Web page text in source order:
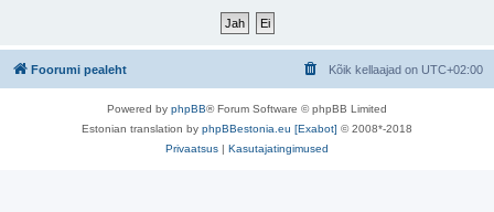
Foorumi pealeht Kõik kellaajad on UTC+02:00
Powered by phpBB® Forum Software © phpBB Limited
Estonian translation by phpBBestonia.eu [Exabot] © 2008*-2018
Privaatsus | Kasutajatingimused